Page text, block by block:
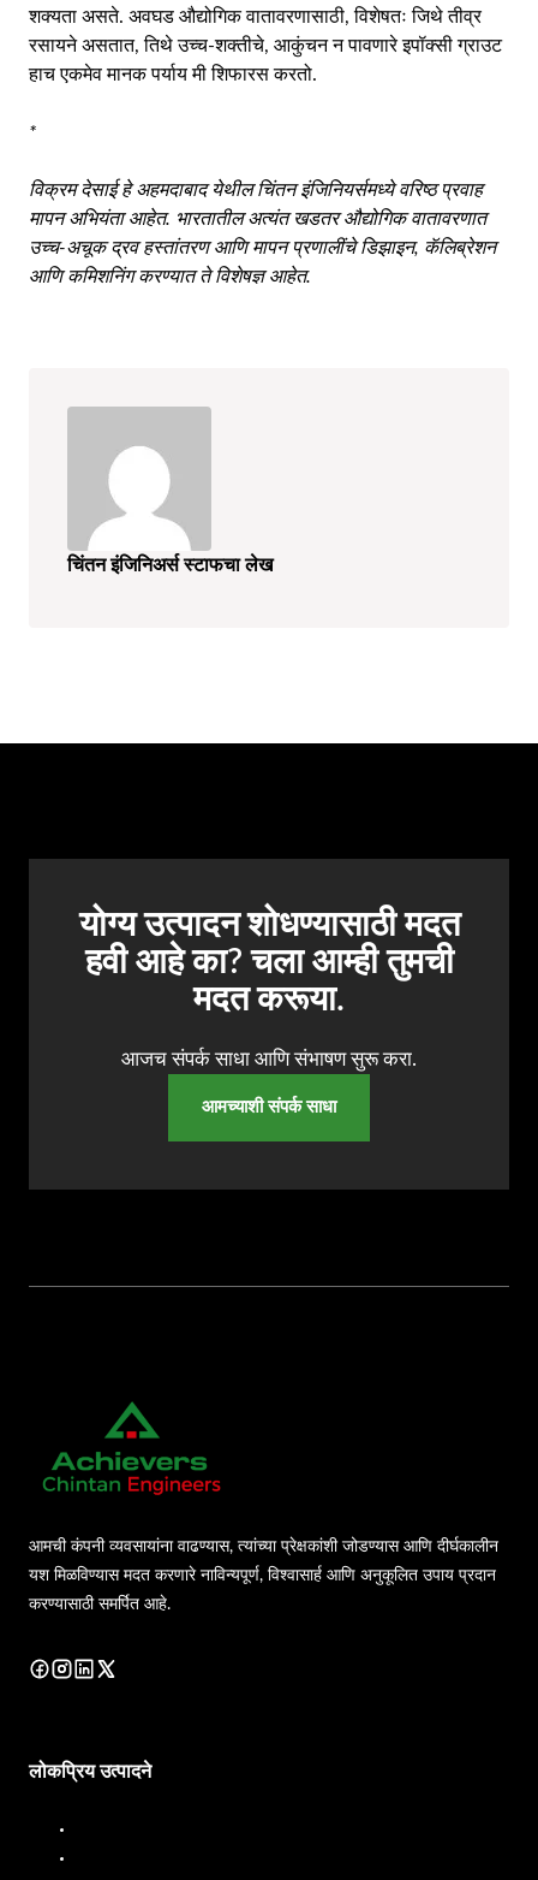
शक्यता असते. अवघड औद्योगिक वातावरणासाठी, विशेषतः जिथे तीव्र
रसायने असतात, तिथे उच्च-शक्तीचे, आकुंचन न पावणारे इपॉक्सी ग्राउट
हाच एकमेव मानक पर्याय मी शिफारस करतो.
*
विक्रम देसाई हे अहमदाबाद येथील चिंतन इंजिनियर्समध्ये वरिष्ठ प्रवाह
मापन अभियंता आहेत. भारतातील अत्यंत खडतर औद्योगिक वातावरणात
उच्च-अचूक द्रव हस्तांतरण आणि मापन प्रणालींचे डिझाइन, कॅलिब्रेशन
आणि कमिशनिंग करण्यात ते विशेषज्ञ आहेत.
चिंतन इंजिनिअर्स स्टाफचा लेख
योग्य उत्पादन शोधण्यासाठी मदत
हवी आहे का? चला आम्ही तुमची
मदत करूया.
आजच संपर्क साधा आणि संभाषण सुरू करा.
आमच्याशी संपर्क साधा
आमची कंपनी व्यवसायांना वाढण्यास, त्यांच्या प्रेक्षकांशी जोडण्यास आणि दीर्घकालीन
यश मिळविण्यास मदत करणारे नाविन्यपूर्ण, विश्वासार्ह आणि अनुकूलित उपाय प्रदान
करण्यासाठी समर्पित आहे.
लोकप्रिय उत्पादने